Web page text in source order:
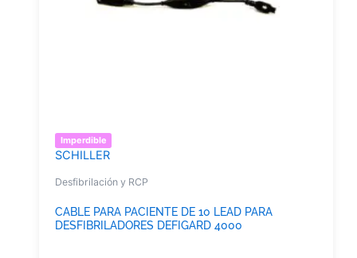
Imperdible
SCHILLER
Desfibrilación y RCP
CABLE PARA PACIENTE DE 10 LEAD PARA
DESFIBRILADORES DEFIGARD 4000